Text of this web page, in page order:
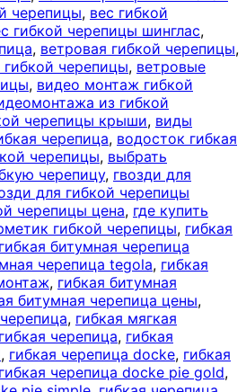
черепицы, вес гибкой
гибкой черепицы шинглас,
, ветровая гибкой черепицы,
гибкой черепицы, ветровые
, видео монтаж гибкой
из гибкой
черепицы крыши, виды
черепица, водосток гибкая
черепицы, выбрать
черепицу, гвозди для
для гибкой черепицы
черепицы цена, где купить
гибкой черепицы, гибкая
гибкая битумная черепица
черепица tegola, гибкая
, гибкая битумная
битумная черепица цены,
, гибкая мягкая
гибкая черепица, гибкая
, гибкая черепица docke, гибкая
гибкая черепица docke pie gold,